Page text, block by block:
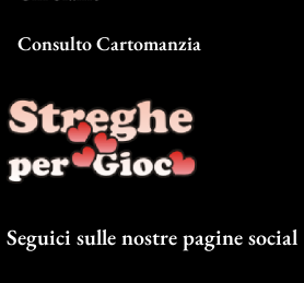
Consulto Cartomanzia
Seguici sulle nostre pagine social